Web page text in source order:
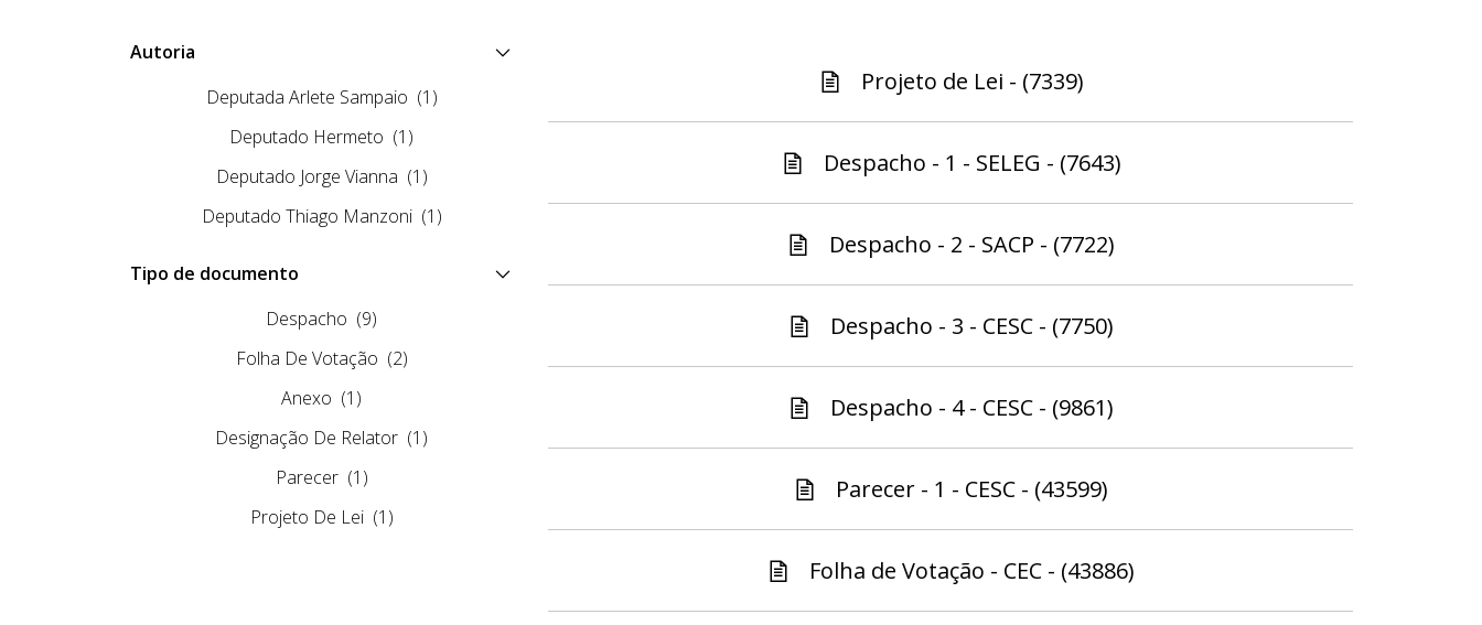
Autoria
Deputada Arlete Sampaio (1)
Deputado Hermeto (1)
Deputado Jorge Vianna (1)
Deputado Thiago Manzoni (1)
Tipo de documento
Despacho (9)
Folha De Votação (2)
Anexo (1)
Designação De Relator (1)
Parecer (1)
Projeto De Lei (1)
Projeto de Lei - (7339)
Despacho - 1 - SELEG - (7643)
Despacho - 2 - SACP - (7722)
Despacho - 3 - CESC - (7750)
Despacho - 4 - CESC - (9861)
Parecer - 1 - CESC - (43599)
Folha de Votação - CEC - (43886)